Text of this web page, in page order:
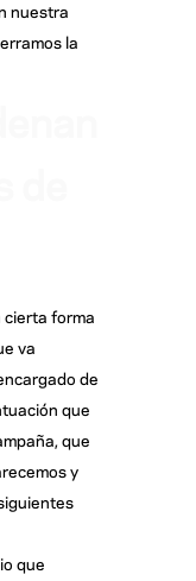
nuestra
la
cierta forma
va
de
que
que
y
que